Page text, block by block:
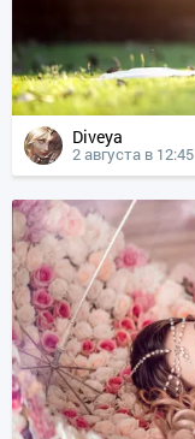
Diveya
2 августа в 12:45